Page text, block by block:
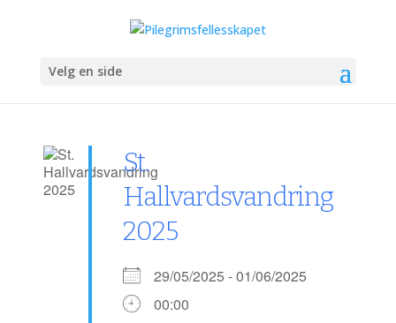
Velg en side
St.
Hallvardsvandring
2025
29/05/2025 - 01/06/2025
00:00